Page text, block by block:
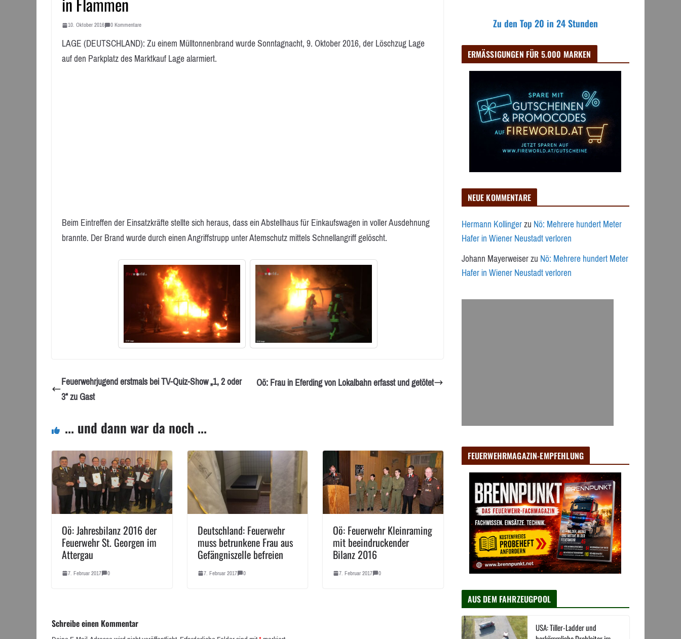
10. Oktober 2016 0 Kommentare
LAGE (DEUTSCHLAND): Zu einem Mülltonnenbrand wurde Sonntagnacht, 9. Oktober 2016, der Löschzug Lage
auf den Parkplatz des Marktkauf Lage alarmiert.
Beim Eintreffen der Einsatzkräfte stellte sich heraus, dass ein Abstellhaus für Einkaufswagen in voller Ausdehnung
brannte. Der Brand wurde durch einen Angriffstrupp unter Atemschutz mittels Schnellangriff gelöscht.
Feuerwehrjugend erstmals bei TV-Quiz-Show „1, 2 oder
3“ zu Gast
Oö: Frau in Eferding von Lokalbahn erfasst und getötet
... und dann war da noch ...
Oö: Jahresbilanz 2016 der
Feuerwehr St. Georgen im
Attergau
7. Februar 2017 0
Deutschland: Feuerwehr
muss betrunkene Frau aus
Gefängniszelle befreien
7. Februar 2017 0
Oö: Feuerwehr Kleinraming
mit beeindruckender
Bilanz 2016
7. Februar 2017 0
Schreibe einen Kommentar
Zu den Top 20 in 24 Stunden
ERMÄSSIGUNGEN FÜR 5.000 MARKEN
NEUE KOMMENTARE
Hermann KollingerzuNö: Mehrere hundert Meter
Hafer in Wiener Neustadt verloren
Johann MayerweiserzuNö: Mehrere hundert Meter
Hafer in Wiener Neustadt verloren
FEUERWEHRMAGAZIN-EMPFEHLUNG
AUS DEM FAHRZEUGPOOL
USA: Tiller-Ladder und